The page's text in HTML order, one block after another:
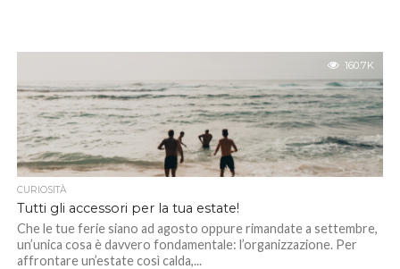
160.7K
CURIOSITÀ
Tutti gli accessori per la tua estate!
Che le tue ferie siano ad agosto oppure rimandate a settembre,
un’unica cosa è davvero fondamentale: l’organizzazione. Per
affrontare un’estate così calda,...